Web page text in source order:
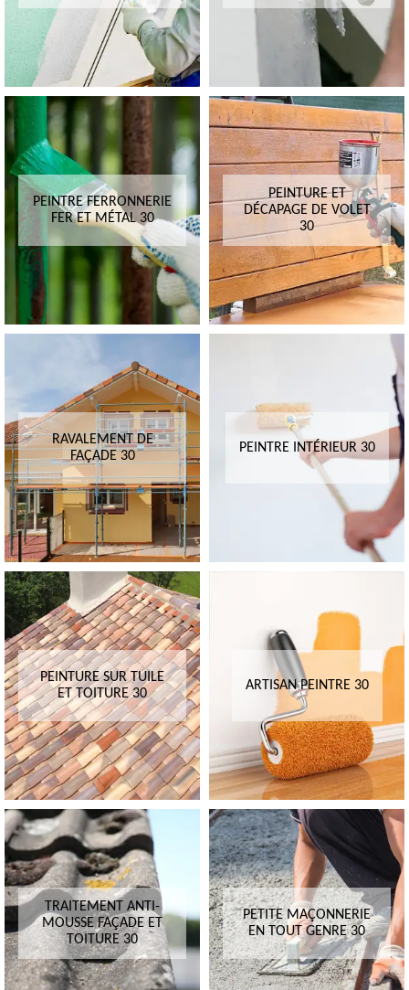
PEINTRE FERRONNERIE
FER ET MÉTAL 30
PEINTURE ET
DÉCAPAGE DE VOLET
30
RAVALEMENT DE
FAÇADE 30
PEINTRE INTÉRIEUR 30
PEINTURE SUR TUILE
ET TOITURE 30
ARTISAN PEINTRE 30
TRAITEMENT ANTI-
MOUSSE FAÇADE ET
TOITURE 30
PETITE MAÇONNERIE
EN TOUT GENRE 30